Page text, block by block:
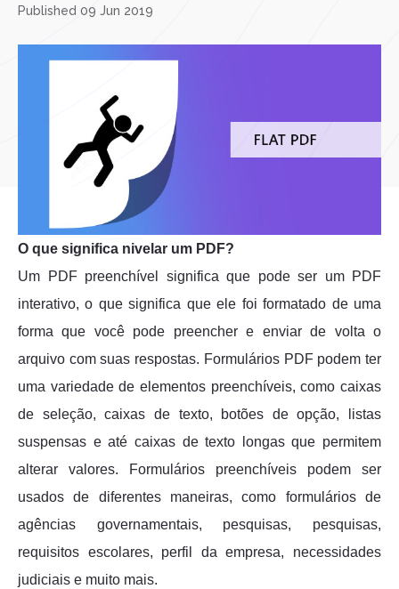
Published 09 Jun 2019
O que significa nivelar um PDF?
Um PDF preenchível significa que pode ser um PDF
interativo, o que significa que ele foi formatado de uma
forma que você pode preencher e enviar de volta o
arquivo com suas respostas. Formulários PDF podem ter
uma variedade de elementos preenchíveis, como caixas
de seleção, caixas de texto, botões de opção, listas
suspensas e até caixas de texto longas que permitem
alterar valores. Formulários preenchíveis podem ser
usados de diferentes maneiras, como formulários de
agências governamentais, pesquisas, pesquisas,
requisitos escolares, perfil da empresa, necessidades
judiciais e muito mais.